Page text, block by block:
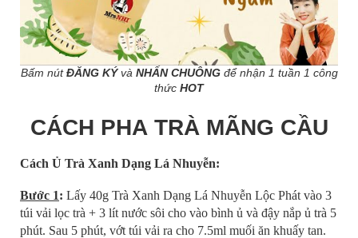
Bấm nútĐĂNG KÝvà NHẤN CHUÔNG để nhận 1 tuần 1 công
thức HOT
CÁCH PHA TRÀ MÃNG CẦU
Cách Ủ Trà Xanh Dạng Lá Nhuyễn:
Bước 1: Lấy 40g Trà Xanh Dạng Lá Nhuyễn Lộc Phát vào 3
túi vải lọc trà + 3 lít nước sôi cho vào bình ủ và đậy nắp ủ trà 5
phút. Sau 5 phút, vớt túi vải ra cho 7.5ml muối ăn khuấy tan.